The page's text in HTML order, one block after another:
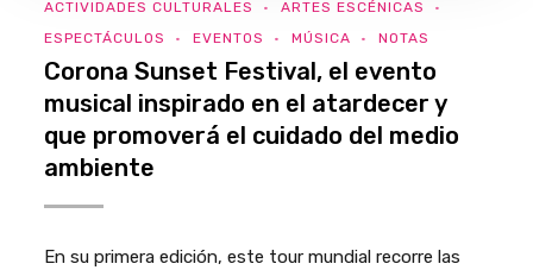
ACTIVIDADES CULTURALES
ARTES ESCÉNICAS
ESPECTÁCULOS
EVENTOS MÚSICA NOTAS
Corona Sunset Festival, el evento
musical inspirado en el atardecer y
que promoverá el cuidado del medio
ambiente
En su primera edición, este tour mundial recorre las